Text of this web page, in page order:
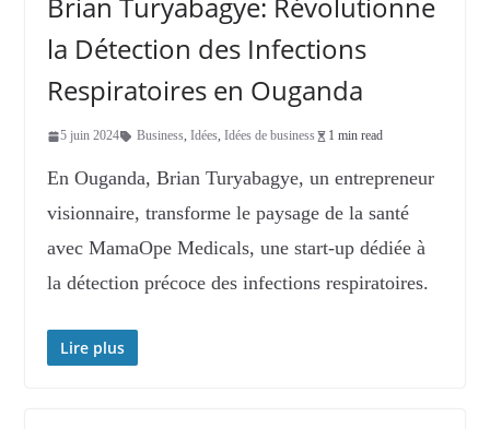
la Détection des Infections
Respiratoires en Ouganda
5 juin 2024 Business, Idées, Idées de business 1 min read
En Ouganda, Brian Turyabagye, un entrepreneur
visionnaire, transforme le paysage de la santé
avec MamaOpe Medicals, une start-up dédiée à
la détection précoce des infections respiratoires.
Lire plus